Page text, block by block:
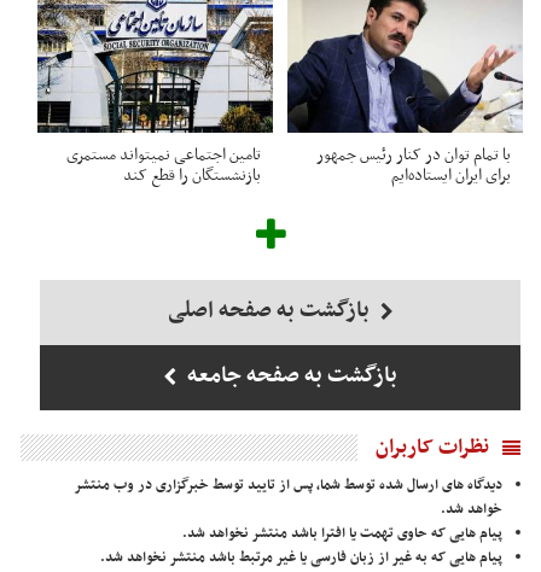
با تمام توان در کنار رئیس جمهور
برای ایران ایستاده‌ایم
تامین اجتماعی نمیتواند مستمری
بازنشستگان را قطع کند
بازگشت به صفحه اصلی
بازگشت به صفحه جامعه
نظرات کاربران
دیدگاه های ارسال شده توسط شما، پس از تایید توسط خبرگزاری در وب منتشر
خواهد شد.
پیام هایی که حاوی تهمت یا افترا باشد منتشر نخواهد شد.
پیام هایی که به غیر از زبان فارسی یا غیر مرتبط باشد منتشر نخواهد شد.